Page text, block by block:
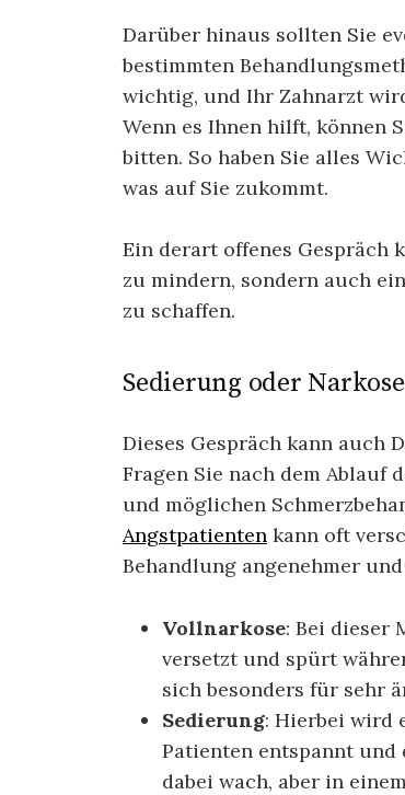
Darüber hinaus sollten Sie
bestimmten
wichtig, und Ihr Zahnarzt
Wenn es Ihnen hilft, können
bitten. So haben Sie alles
was auf Sie zukommt.
Ein derart offenes Gespräch
zu mindern, sondern auch
zu schaffen.
Sedierung oder
Dieses Gespräch kann auch
Fragen Sie nach dem Ablauf
und möglichen
Angstpatienten kann oft
Behandlung angenehmer
Vollnarkose: Bei dieser
versetzt und spürt
sich besonders für sehr
Sedierung: Hierbei wird
Patienten entspannt
dabei wach, aber in